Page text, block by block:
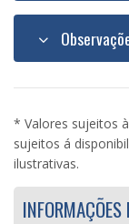
* Valores sujeitos
sujeitos á
ilustrativas.
INFORMAÇÕES